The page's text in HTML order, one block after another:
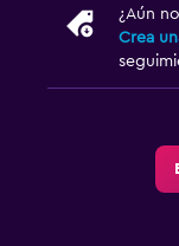
¿Aún
Crea